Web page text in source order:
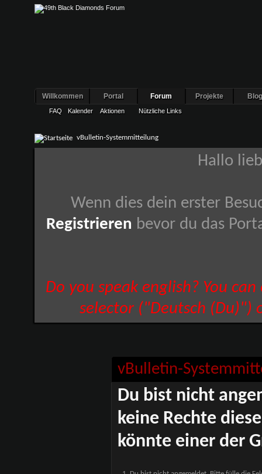
Willkommen Portal Forum
FAQ Kalender Aktionen Nützliche Links
Projekte
vBulletin-Systemmitteilung
Hallo
Wenn dies dein erster
Registrieren bevor du das
Do you speak english? You
selector ("Deutsch (Du)")
vBulletin-
Du bist nicht
keine Rechte
könnte einer der